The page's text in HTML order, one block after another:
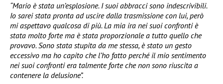
“Mario è stata un’esplosione. I suoi abbracci sono indescrivibili.
Io sarei stata pronta ad uscire dalla trasmissione con lui, però
mi aspettavo qualcosa di più. La mia ira nei suoi confronti è
stata molto forte ma è stata proporzionale a tutto quello che
provavo. Sono stata stupita da me stessa, è stato un gesto
eccessivo ma ho capito che l’ho fatto perché il mio sentimento
nei suoi confronti era talmente forte che non sono riuscita a
contenere la delusione”.